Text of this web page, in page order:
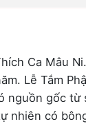
Ca Mâu
Lễ Tắm
nguồn gốc từ
nhiên có